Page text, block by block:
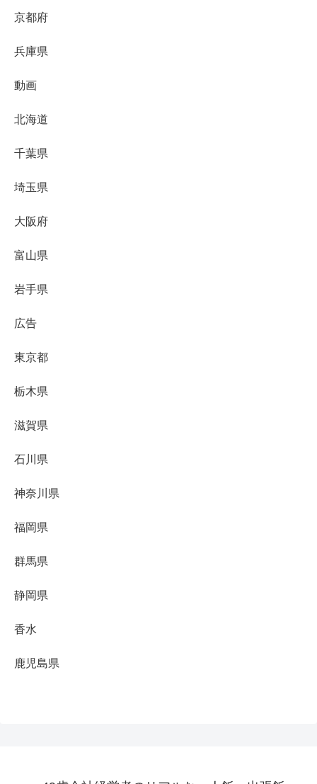
京都府
兵庫県
動画
北海道
千葉県
埼玉県
大阪府
富山県
岩手県
広告
東京都
栃木県
滋賀県
石川県
神奈川県
福岡県
群馬県
静岡県
香水
鹿児島県